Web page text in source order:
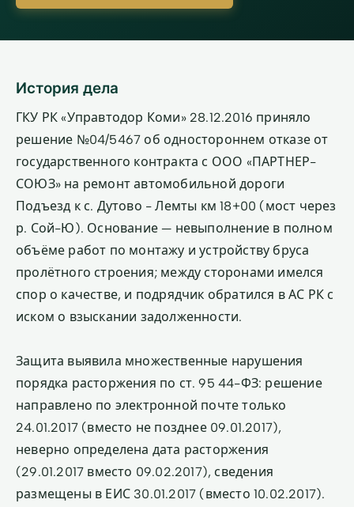
История дела
ГКУ РК «Управтодор Коми» 28.12.2016 приняло
решение №04/5467 об одностороннем отказе от
государственного контракта с ООО «ПАРТНЕР-
СОЮЗ» на ремонт автомобильной дороги
Подъезд к с. Дутово - Лемты км 18+00 (мост через
р. Сой-Ю). Основание — невыполнение в полном
объёме работ по монтажу и устройству бруса
пролётного строения; между сторонами имелся
спор о качестве, и подрядчик обратился в АС РК с
иском о взыскании задолженности.
Защита выявила множественные нарушения
порядка расторжения по ст. 95 44-ФЗ: решение
направлено по электронной почте только
24.01.2017 (вместо не позднее 09.01.2017),
неверно определена дата расторжения
(29.01.2017 вместо 09.02.2017), сведения
размещены в ЕИС 30.01.2017 (вместо 10.02.2017).